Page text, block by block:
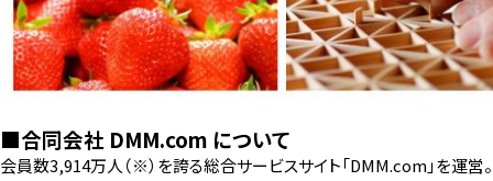
■合同会社 DMM.com について
会員数3,914万人（※）を誇る総合サービスサイト「DMM.com」を運営